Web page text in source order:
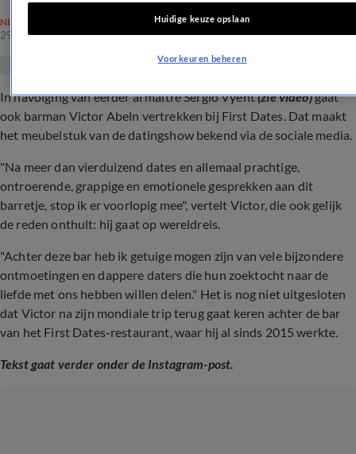
NIEUWS
29 apr 2024, 16:48
In navolging van eerder al maître Sergio Vyent(zie video)gaat
ook barman Victor Abeln vertrekken bij First Dates. Dat maakt
het meubelstuk van de datingshow bekend via de sociale media.
"Na meer dan vierduizend dates en allemaal prachtige,
ontroerende, grappige en emotionele gesprekken aan dit
barretje, stop ik er voorlopig mee", vertelt Victor, die ook gelijk
de reden onthult: hij gaat op wereldreis.
"Achter deze bar heb ik getuige mogen zijn van vele bijzondere
ontmoetingen en dappere daters die hun zoektocht naar de
liefde met ons hebben willen delen." Het is nog niet uitgesloten
dat Victor na zijn mondiale trip terug gaat keren achter de bar
van het First Dates-restaurant, waar hij al sinds 2015 werkte.
Tekst gaat verder onder de Instagram-post.
Huidige keuze opslaan
Voorkeuren beheren